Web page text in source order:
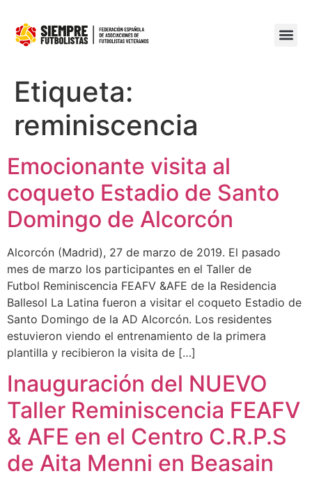
Etiqueta:
reminiscencia
Emocionante visita al
coqueto Estadio de Santo
Domingo de Alcorcón
Alcorcón (Madrid), 27 de marzo de 2019. El pasado
mes de marzo los participantes en el Taller de
Futbol Reminiscencia FEAFV &AFE de la Residencia
Ballesol La Latina fueron a visitar el coqueto Estadio de
Santo Domingo de la AD Alcorcón. Los residentes
estuvieron viendo el entrenamiento de la primera
plantilla y recibieron la visita de […]
Inauguración del NUEVO
Taller Reminiscencia FEAFV
& AFE en el Centro C.R.P.S
de Aita Menni en Beasain